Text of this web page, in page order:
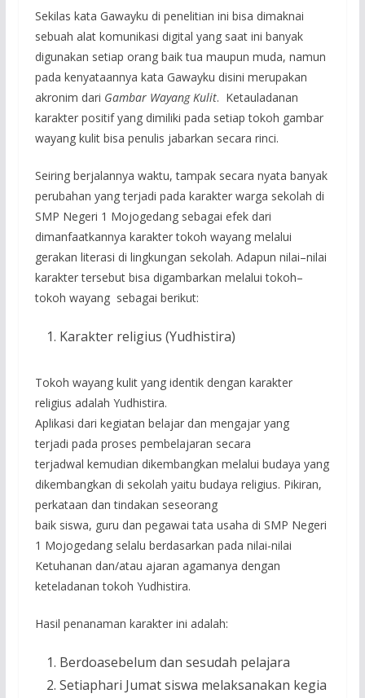
Sekilas kata Gawayku di penelitian ini bisa dimaknai
sebuah alat komunikasi digital yang saat ini banyak
digunakan setiap orang baik tua maupun muda, namun
pada kenyataannya kata Gawayku disini merupakan
akronim dari Gambar Wayang Kulit. Ketauladanan
karakter positif yang dimiliki pada setiap tokoh gambar
wayang kulit bisa penulis jabarkan secara rinci.
Seiring berjalannya waktu, tampak secara nyata banyak
perubahan yang terjadi pada karakter warga sekolah di
SMP Negeri 1 Mojogedang sebagai efek dari
dimanfaatkannya karakter tokoh wayang melalui
gerakan literasi di lingkungan sekolah. Adapun nilai–nilai
karakter tersebut bisa digambarkan melalui tokoh–
tokoh wayang sebagai berikut:
Karakter religius (Yudhistira)
Tokoh wayang kulit yang identik dengan karakter
religius adalah Yudhistira.
Aplikasi dari kegiatan belajar dan mengajar yang
terjadi pada proses pembelajaran secara
terjadwal kemudian dikembangkan melalui budaya yang
dikembangkan di sekolah yaitu budaya religius. Pikiran,
perkataan dan tindakan seseorang
baik siswa, guru dan pegawai tata usaha di SMP Negeri
1 Mojogedang selalu berdasarkan pada nilai-nilai
Ketuhanan dan/atau ajaran agamanya dengan
keteladanan tokoh Yudhistira.
Hasil penanaman karakter ini adalah:
Berdoasebelum dan sesudah pelajara
Setiaphari Jumat siswa melaksanakan kegia